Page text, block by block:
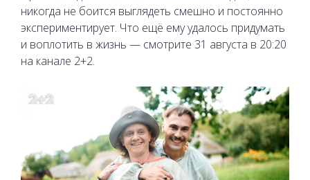
никогда не боится выглядеть смешно и постоянно
экспериментирует. Что ещё ему удалось придумать
и воплотить в жизнь — смотрите 31 августа в 20:20
на канале 2+2.